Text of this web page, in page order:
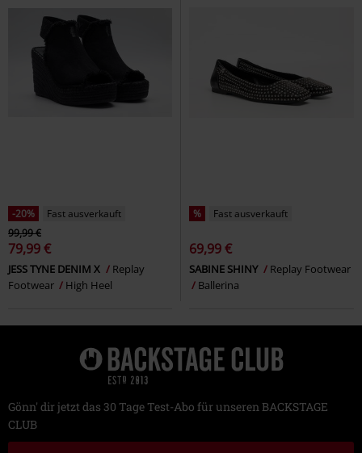
-20%
Fast ausverkauft
99,99 €
79,99 €
JESS TYNE DENIM X
Replay
Footwear
High Heel
% Fast ausverkauft
69,99 €
SABINE SHINY
Replay Footwear
Ballerina
Gönn' dir jetzt das 30 Tage Test-Abo für unseren BACKSTAGE
CLUB